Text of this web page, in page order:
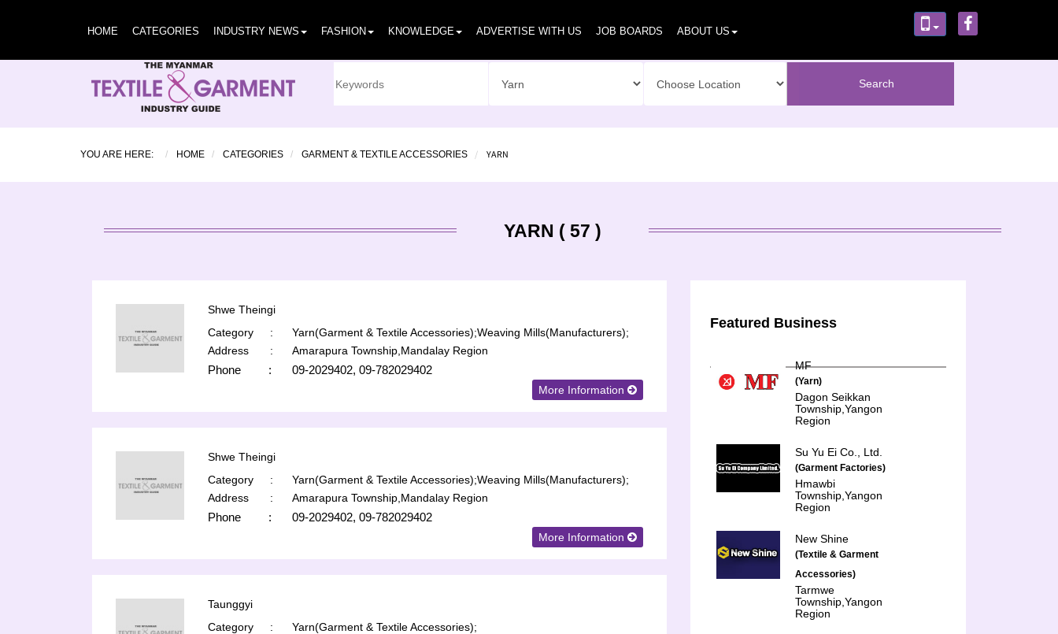
HOME CATEGORIES INDUSTRY NEWS FASHION KNOWLEDGE ADVERTISE WITH US JOB BOARDS ABOUT US
YOU ARE HERE: HOME CATEGORIES GARMENT & TEXTILE ACCESSORIES YARN
YARN ( 57 )
Shwe Theingi
Category
: Yarn(Garment & Textile Accessories);Weaving Mills(Manufacturers);
Address
: Amarapura Township,Mandalay Region
Phone : 09-2029402, 09-782029402
More Information
Shwe Theingi
Category
: Yarn(Garment & Textile Accessories);Weaving Mills(Manufacturers);
Address
: Amarapura Township,Mandalay Region
Phone : 09-2029402, 09-782029402
More Information
Taunggyi
Category
:
Yarn(Garment & Textile Accessories);
Featured Business
MF
(Yarn)
Dagon Seikkan
Township,Yangon
Region
Su Yu Ei Co., Ltd.
(Garment Factories)
Hmawbi
Township,Yangon
Region
New Shine
(Textile & Garment
Accessories)
Tarmwe
Township,Yangon
Region